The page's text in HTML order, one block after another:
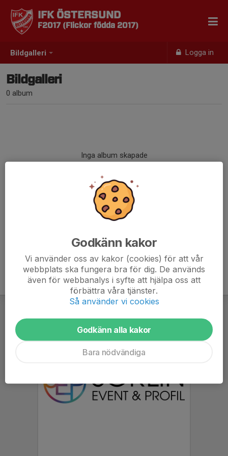
Bildgalleri Logga in
IFK ÖSTERSUND
F2017 (Flickor födda 2017)
Bildgalleri
0 album
Inga album skapade
Godkänn kakor
Vi använder oss av kakor (cookies) för att vår
webbplats ska fungera bra för dig. De används
även för webbanalys i syfte att hjälpa oss att
förbättra våra tjänster.
Så använder vi cookies
Godkänn alla kakor
Bara nödvändiga